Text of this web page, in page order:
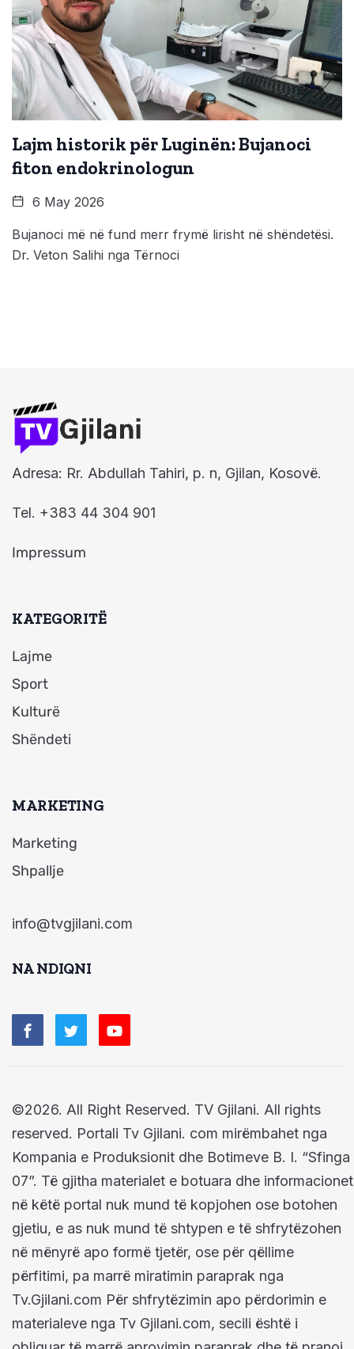
Lajm historik për Luginën: Bujanoci
fiton endokrinologun
6 May 2026
Bujanoci më në fund merr frymë lirisht në shëndetësi.
Dr. Veton Salihi nga Tërnoci
Adresa: Rr. Abdullah Tahiri, p. n, Gjilan, Kosovë.
Tel. +383 44 304 901
Impressum
KATEGORITË
Lajme
Sport
Kulturë
Shëndeti
MARKETING
Marketing
Shpallje
info@tvgjilani.com
NA NDIQNI
©2026. All Right Reserved. TV Gjilani. All rights
reserved. Portali Tv Gjilani. com mirëmbahet nga
Kompania e Produksionit dhe Botimeve B. I. “Sfinga
07”. Të gjitha materialet e botuara dhe informacionet
në këtë portal nuk mund të kopjohen ose botohen
gjetiu, e as nuk mund të shtypen e të shfrytëzohen
në mënyrë apo formë tjetër, ose për qëllime
përfitimi, pa marrë miratimin paraprak nga
Tv.Gjilani.com Për shfrytëzimin apo përdorimin e
materialeve nga Tv Gjilani.com, secili është i